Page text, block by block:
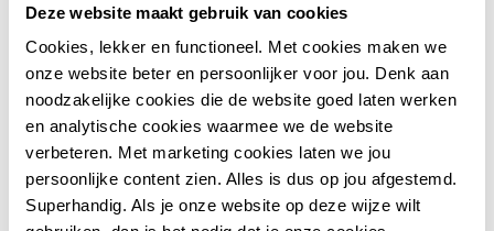
Deze website maakt gebruik van cookies
Cookies, lekker en functioneel. Met cookies maken we
onze website beter en persoonlijker voor jou. Denk aan
noodzakelijke cookies die de website goed laten werken
en analytische cookies waarmee we de website
verbeteren. Met marketing cookies laten we jou
persoonlijke content zien. Alles is dus op jou afgestemd.
Superhandig. Als je onze website op deze wijze wilt